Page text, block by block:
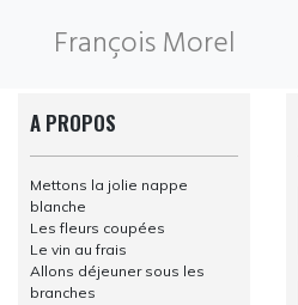
François Morel
A PROPOS
Mettons la jolie nappe
blanche
Les fleurs coupées
Le vin au frais
Allons déjeuner sous les
branches